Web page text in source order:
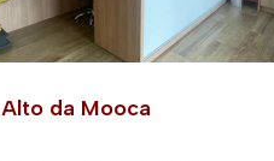
Alto da Mooca